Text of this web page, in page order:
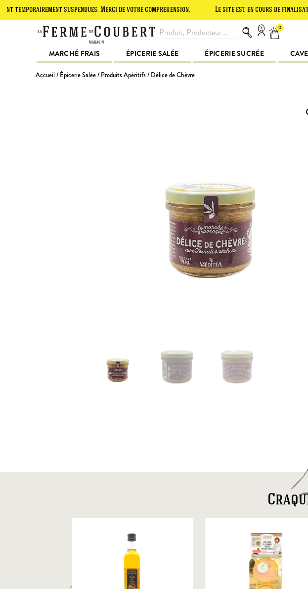
suspendues. Merci de votre compréhension. Le site est en cours de finalisation. Les
0
MARCHÉ FRAIS ÉPICERIE SALÉE ÉPICERIE SUCRÉE CAVE
Accueil / Épicerie Salée/ Produits Apéritifs/ Délice de Chèvre